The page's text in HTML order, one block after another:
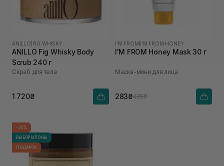
ANILLO FIG WHISKY
ANILLO Fig Whisky Body
Scrub 240 г
Скраб для тела
1 720₴
I'M FROM I'M FROM HONEY
I'M FROM Honey Mask 30 г
Маска-мини для лица
283₴435₴
-35%
ВЫБОР ИЛОНЫ
ПОДАРОК